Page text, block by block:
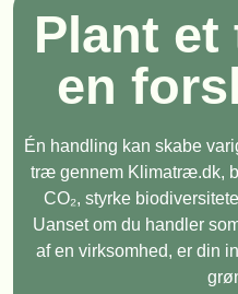
Plant
en
Én handling kan skabe
træ gennem Klimatræ.dk,
CO₂, styrke
Uanset om du handler
af en virksomhed, er din